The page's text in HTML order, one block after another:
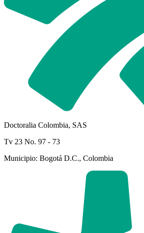
Doctoralia Colombia, SAS
Tv 23 No. 97 - 73
Municipio: Bogotá D.C., Colombia